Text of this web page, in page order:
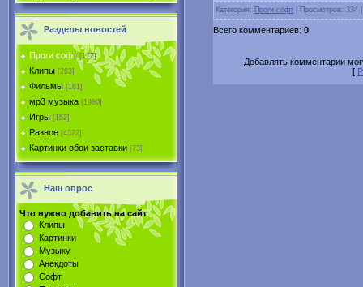
Разделы новостей
Проги софт [172]
Клипы [263]
Фильмы [161]
мр3 музыка [1980]
Игры [152]
Разное [4322]
Картинки обои заставки [73]
Наш опрос
Что нужно добавить на сайт
Клипы
Картинки
Музыку
Анекдоты
Софт
Категория: Проги софт | Просмотров: 334
Всего комментариев: 0
Добавлять комментарии
[